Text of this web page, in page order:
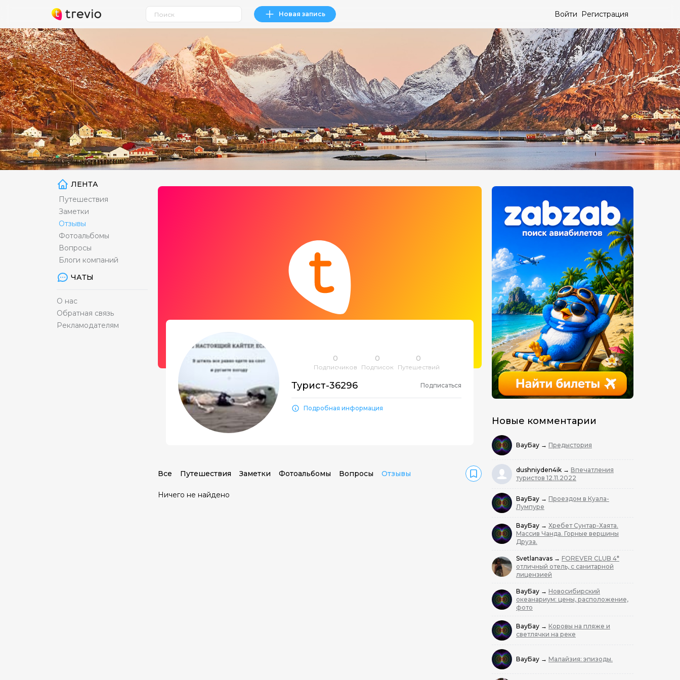
Новая запись Войти Регистрация
ЛЕНТА
Путешествия
Заметки
Отзывы
Фотоальбомы
Вопросы
Блоги компаний
ЧАТЫ
О нас
Обратная связь
Рекламодателям
Новые комментарии
ВауБау → Предыстория
dushniyden4ik → Впечатления
туристов 12.11.2022
ВауБау → Проездом в Куала-
Лумпуре
ВауБау → Хребет Сунтар-Хаята.
Массив Чанда. Горные вершины
Друза.
Svetlanavas → FOREVER CLUB 4*
отличный отель, с санитарной
лицензией
ВауБау → Новосибирский
океанариум: цены, расположение,
фото
ВауБау → Коровы на пляже и
светлячки на реке
ВауБау → Малайзия: эпизоды.
0
Подписчиков
0
Подписок
0
Путешествий
Турист-36296 Подписаться
Подробная информация
Все Путешествия Заметки Фотоальбомы Вопросы Отзывы
Ничего не найдено